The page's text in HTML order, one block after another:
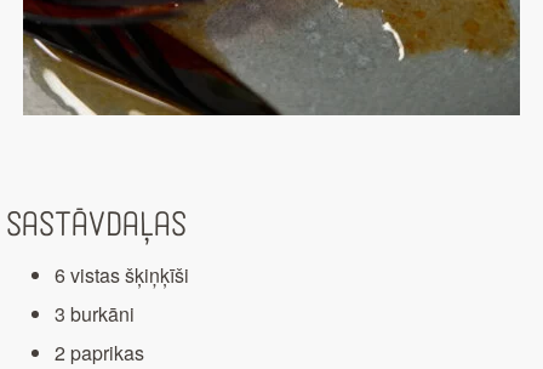
Sastāvdaļas
6 vistas šķiņķīši
3 burkāni
2 paprikas